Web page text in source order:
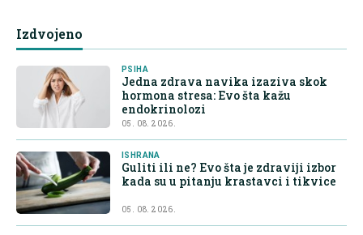
Izdvojeno
PSIHA
Jedna zdrava navika izaziva skok
hormona stresa: Evo šta kažu
endokrinolozi
05. 08. 2026.
ISHRANA
Guliti ili ne? Evo šta je zdraviji izbor
kada su u pitanju krastavci i tikvice
05. 08. 2026.